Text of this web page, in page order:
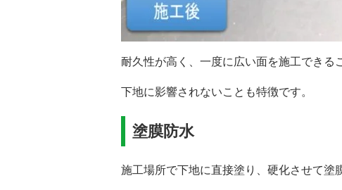
耐久性が高く、一度に広い面を施工できる
下地に影響されないことも特徴です。
塗膜防水
施工場所で下地に直接塗り、硬化させて塗